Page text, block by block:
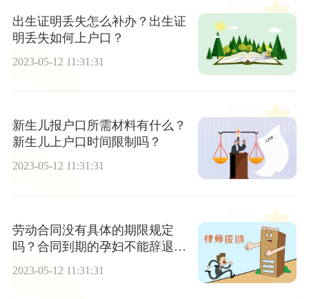
出生证明丢失怎么补办？出生证
明丢失如何上户口？
2023-05-12 11:31:31
新生儿报户口所需材料有什么？
新生儿上户口时间限制吗？
2023-05-12 11:31:31
劳动合同没有具体的期限规定
吗？合同到期的孕妇不能辞退
2023-05-12 11:31:31